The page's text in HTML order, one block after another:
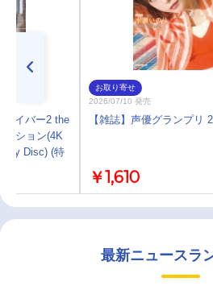
レイバー2 the
クション(4K
ray Disc) (特
お取り寄せ
2026/07/10 発売
【雑誌】声優グランプリ
￥1,610
最新ニュースラ